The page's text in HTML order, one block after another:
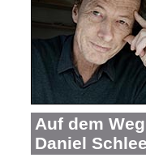
Auf dem
Daniel Schlee